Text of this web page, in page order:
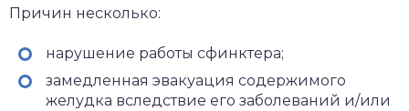
Причин несколько:
нарушение работы сфинктера;
замедленная эвакуация содержимого
желудка вследствие его заболеваний и/или